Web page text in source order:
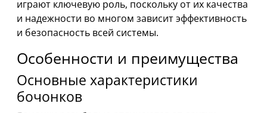
играют ключевую роль, поскольку от их качества
и надежности во многом зависит эффективность
и безопасность всей системы.
Особенности и преимущества
Основные характеристики
бочонков